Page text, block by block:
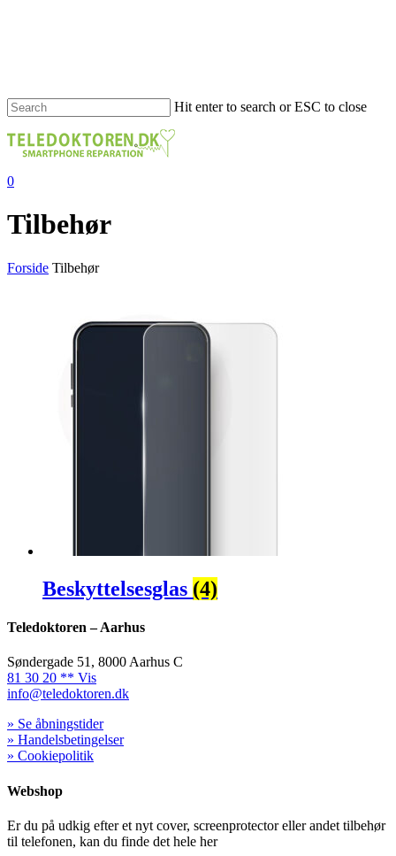
Hit enter to search or ESC to close
0
Tilbehør
Forside Tilbehør
Beskyttelsesglas (4)
Teledoktoren – Aarhus
Søndergade 51, 8000 Aarhus C
81 30 20 ** Vis
info@teledoktoren.dk
» Se åbningstider
» Handelsbetingelser
» Cookiepolitik
Webshop
Er du på udkig efter et nyt cover, screenprotector eller andet tilbehør
til telefonen, kan du finde det hele her